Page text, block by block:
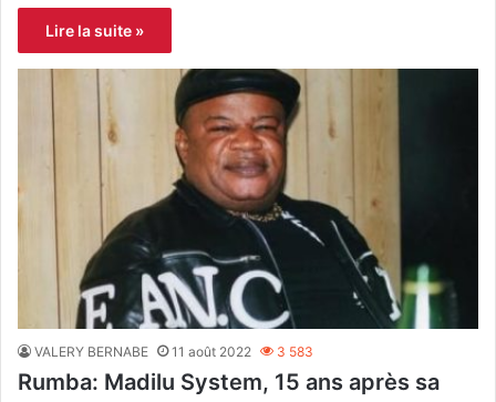
Lire la suite »
VALERY BERNABE 11 août 2022 3 583
Rumba: Madilu System, 15 ans après sa